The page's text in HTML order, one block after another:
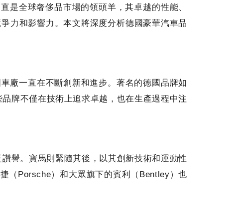
是全球奢侈品市場的領頭羊，其卓越的性能、
力和影響力。本文將深度分析德國豪華汽車品
廠一直在不斷創新和進步。著名的德國品牌如
牌不僅在技術上追求卓越，也在生產過程中注
譽。寶馬則緊隨其後，以其創新技術和運動性
（Porsche）和大眾旗下的賓利（Bentley）也